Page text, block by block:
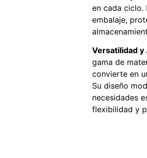
en cada ciclo.
embalaje,
Versatilidad y
gama de
convierte en
Su diseño
necesidades
flexibilidad y